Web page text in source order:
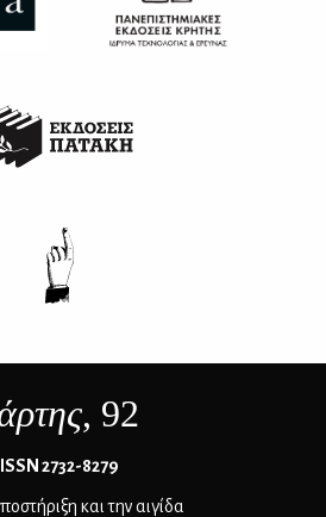
, 92
ΙSSN 2732-8279
και την αιγίδα